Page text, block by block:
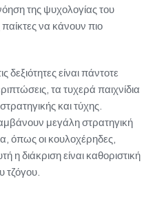
της ψυχολογίας του
να κάνουν πιο
δεξιότητες είναι πάντοτε
τα τυχερά παιχνίδια
και τύχης.
μεγάλη στρατηγική
όπως οι κουλοχέρηδες,
η διάκριση είναι καθοριστική
τζόγου.